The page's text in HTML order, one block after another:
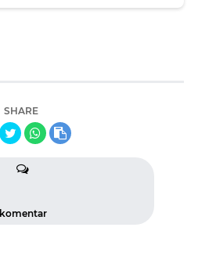
SHARE
komentar